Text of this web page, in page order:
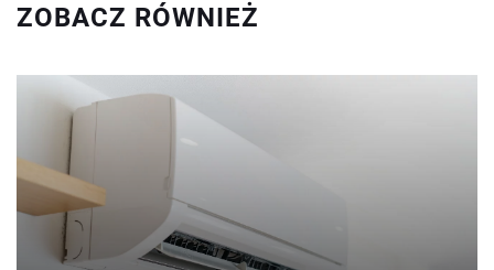
ZOBACZ RÓWNIEŻ